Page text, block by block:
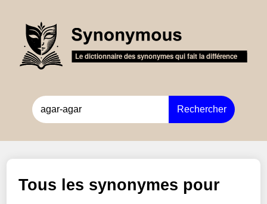
Rechercher
Tous les synonymes pour